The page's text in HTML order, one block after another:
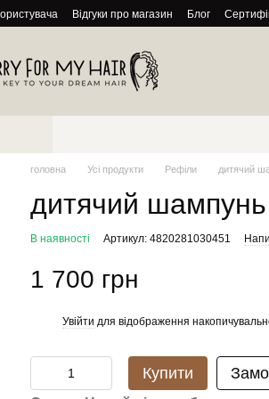
Відгуки про магазин Блог
головна Усі продукти Рефіли дитячий
дитячий
В наявності Артикул: 4820281030451
1 700 грн
Увійти для відображення
Купити